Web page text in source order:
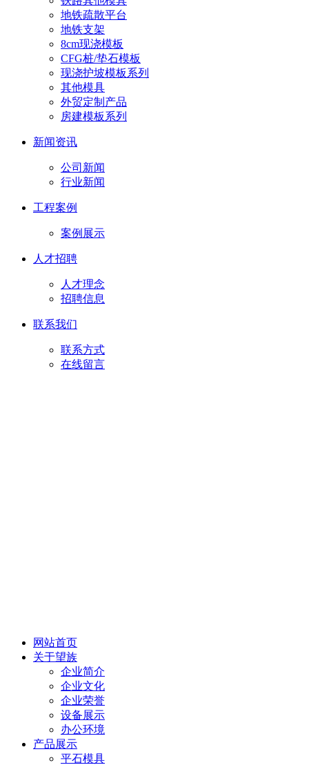
地铁疏散平台
地铁支架
8cm现浇模板
CFG桩/垫石模板
现浇护坡模板系列
其他模具
外贸定制产品
房建模板系列
新闻资讯
公司新闻
行业新闻
工程案例
案例展示
人才招聘
人才理念
招聘信息
联系我们
联系方式
在线留言
网站首页
关于望族
企业简介
企业文化
企业荣誉
设备展示
办公环境
产品展示
平石模具